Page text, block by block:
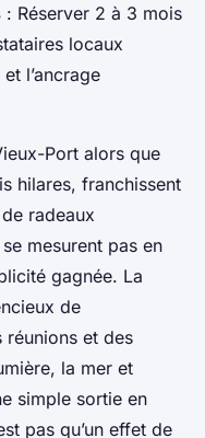
: Réserver 2 à 3 mois
locaux
l’ancrage
Port alors que
hilares, franchissent
radeaux
mesurent pas en
gagnée. La
de
et des
la mer et
simple sortie en
pas qu’un effet de